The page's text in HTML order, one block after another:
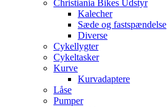
Christiania Bikes Udstyr
Kalecher
Sæde og fastspændelse
Diverse
Cykellygter
Cykeltasker
Kurve
Kurvadaptere
Låse
Pumper